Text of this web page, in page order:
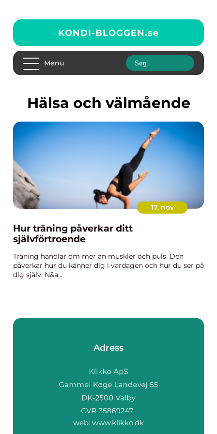
KONDI-BLOGGEN.se
Menu
Hälsa och välmående
17. nov
Hur träning påverkar ditt
självförtroende
Träning handlar om mer än muskler och puls. Den
påverkar hur du känner dig i vardagen och hur du ser på
dig själv. N&a...
Adress
web: www.klikko.dk